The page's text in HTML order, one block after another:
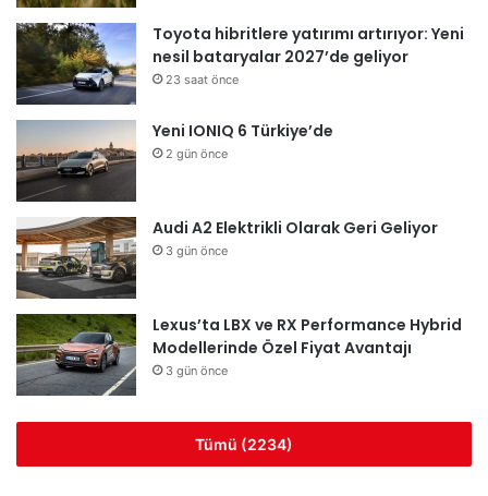
o
e
r
Toyota hibritlere yatırımı artırıyor: Yeni
nesil bataryalar 2027’de geliyor
23 saat önce
Yeni IONIQ 6 Türkiye’de
2 gün önce
Audi A2 Elektrikli Olarak Geri Geliyor
3 gün önce
Lexus’ta LBX ve RX Performance Hybrid
Modellerinde Özel Fiyat Avantajı
3 gün önce
Tümü (2234)